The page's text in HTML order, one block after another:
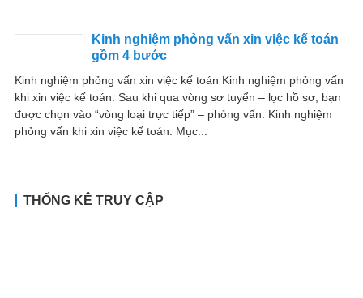
Kinh nghiệm phỏng vấn xin việc kế toán
gồm 4 bước
Kinh nghiệm phỏng vấn xin việc kế toán Kinh nghiệm phỏng vấn
khi xin việc kế toán. Sau khi qua vòng sơ tuyển – lọc hồ sơ, bạn
được chọn vào “vòng loại trực tiếp” – phỏng vấn. Kinh nghiệm
phỏng vấn khi xin việc kế toán: Mục...
THỐNG KÊ TRUY CẬP